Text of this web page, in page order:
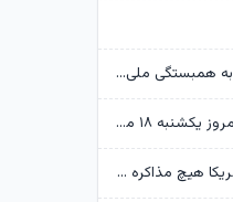
وزیر کشور: خدشه به همبستگی ملی گناهی نابخشودنی است
قیمت طلا و سکه امروز یکشنبه ۱۸ مرداد ۱۴۰۵ / اصلاح قیمت‌ها در بازار طلا ادامه دارد
عراقچی: اکنون با آمریکا هیچ مذاکره ای نداریم